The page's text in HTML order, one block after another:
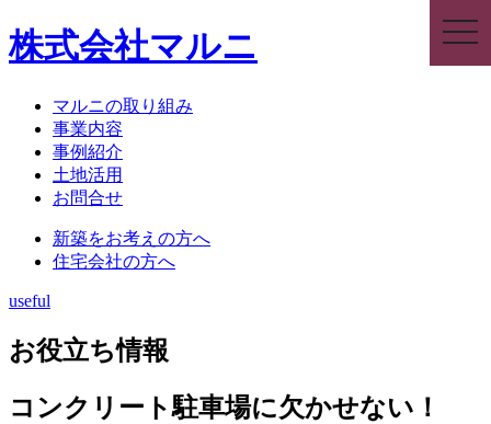
株式会社マルニ
マルニの取り組み
事業内容
事例紹介
土地活用
お問合せ
新築をお考えの方へ
住宅会社の方へ
useful
お役立ち情報
コンクリート駐車場に欠かせない！